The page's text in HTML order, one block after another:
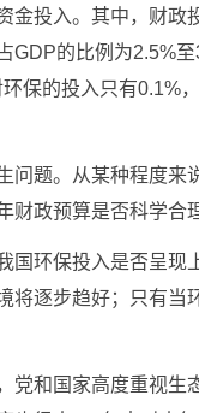
金投入。其中，财政
GDP的比例为2.5%
保的投入只有0.1%
问题。从某种程度来
财政预算是否科学合
国环保投入是否呈现
将逐步趋好；只有
党和国家高度重视生